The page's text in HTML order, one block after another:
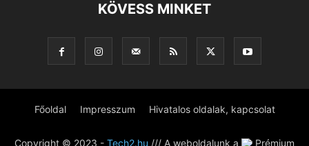
KÖVESS MINKET
Főoldal Impresszum Hivatalos oldalak, kapcsolat
Copyright © 2023 - Tech2.hu /// A weboldalunk a Prémium